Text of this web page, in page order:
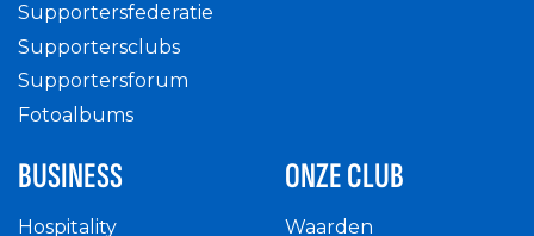
Supportersfederatie
Supportersclubs
Supportersforum
Fotoalbums
BUSINESS
Hospitality
ONZE CLUB
Waarden